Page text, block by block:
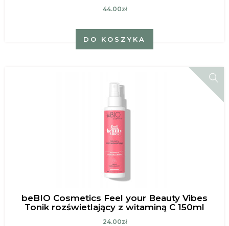
44.00zł
DO KOSZYKA
beBIO Cosmetics Feel your Beauty Vibes
Tonik rozświetlający z witaminą C 150ml
24.00zł